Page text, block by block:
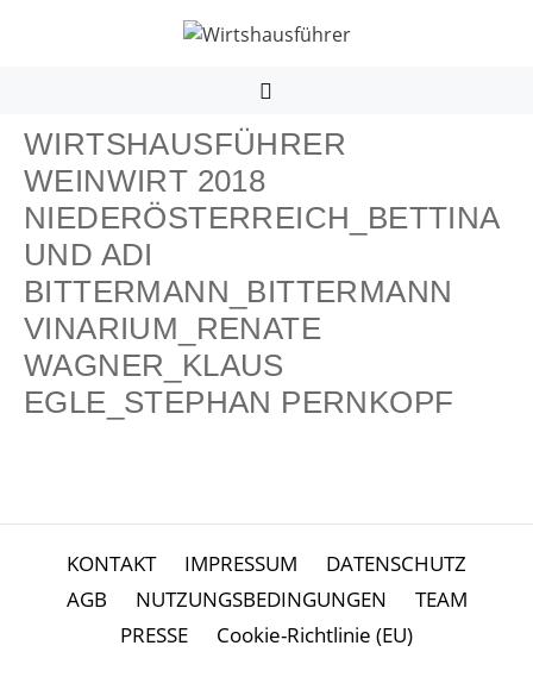
WIRTSHAUSFÜHRER
WEINWIRT 2018
NIEDERÖSTERREICH_BETTINA
UND ADI
BITTERMANN_BITTERMANN
VINARIUM_RENATE
WAGNER_KLAUS
EGLE_STEPHAN PERNKOPF
KONTAKT IMPRESSUM
DATENSCHUTZ
AGB
NUTZUNGSBEDINGUNGEN
TEAM
PRESSE
Cookie-Richtlinie (EU)